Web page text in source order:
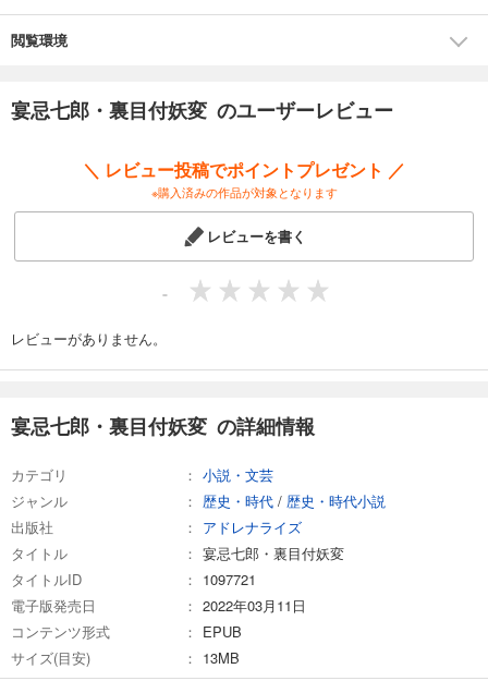
閲覧環境
宴忌七郎・裏目付妖変 のユーザーレビュー
＼ レビュー投稿でポイントプレゼント ／
※購入済みの作品が対象となります
レビューを書く
-
レビューがありません。
宴忌七郎・裏目付妖変 の詳細情報
カテゴリ
小説・文芸
ジャンル
歴史・時代 / 歴史・時代小説
出版社
アドレナライズ
タイトル
宴忌七郎・裏目付妖変
タイトルID
1097721
電子版発売日
2022年03月11日
コンテンツ形式
EPUB
サイズ(目安)
13MB